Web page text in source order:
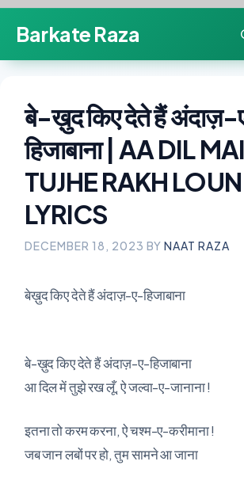
content
Barkate Raza
बे-ख़ुद किए देते हैं
हिजाबाना | AA DIL
TUJHE RAKH
LYRICS
DECEMBER 18, 2023 BY NAAT RAZA
बेख़ुद किए देते हैं अंदाज़-ए-हिजाबाना
बे-ख़ुद किए देते हैं अंदाज़-ए-हिजाबाना
आ दिल में तुझे रख लूँ, ऐ जल्वा-ए-जानाना !
इतना तो करम करना, ऐ चश्म-ए-करीमाना !
जब जान लबों पर हो, तुम सामने आ जाना